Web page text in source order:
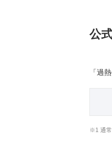
公
「過
※1 通常